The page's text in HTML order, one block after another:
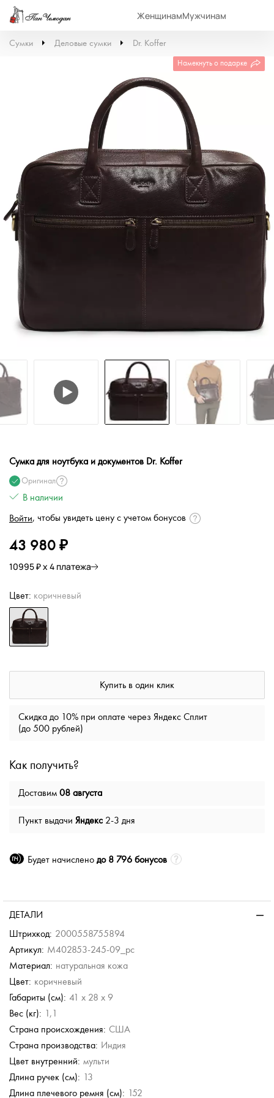
ЖенщинамМужчинам
Сумки Деловые сумки Dr. Koffer
Намекнуть о подарке
Сумка для ноутбука и документов Dr. Koffer
Оригинал
В наличии
Войти, чтобы увидеть цену с учетом бонусов
43 980 ₽
10995 ₽ х 4 платежа
Цвет: коричневый
Купить в один клик
Скидка до 10% при оплате через Яндекс Сплит
(до 500 рублей)
Как получить?
Доставим 08 августа
Пункт выдачи Яндекс 2-3 дня
Будет начислено до 8 796 бонусов
ДЕТАЛИ
Штрихкод: 2000558755894
Артикул: M402853-245-09_pc
Материал: натуральная кожа
Цвет: коричневый
Габариты (см): 41 x 28 x 9
Вес (кг): 1,1
Страна происхождения: США
Страна производства: Индия
Цвет внутренний: мульти
Длина ручек (см): 13
Длина плечевого ремня (см): 152